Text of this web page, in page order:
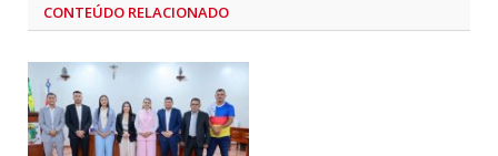
CONTEÚDO RELACIONADO